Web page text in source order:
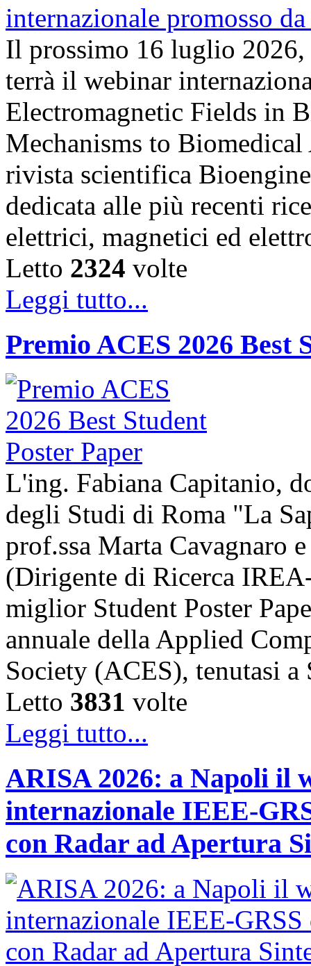
Il prossimo 16 luglio
terrà il webinar
Electromagnetic Fields in
Mechanisms to
rivista scientifica
dedicata alle più recenti
elettrici, magnetici ed
Letto 2324 volte
Leggi tutto...
Premio ACES 2026 Best
L'ing. Fabiana Capitanio,
degli Studi di Roma "La
prof.ssa Marta Cavagnaro
(Dirigente di Ricerca
miglior Student Poster
annuale della Applied
Society (ACES), tenutasi
Letto 3831 volte
Leggi tutto...
ARISA 2026: a Napoli il
internazionale IEEE-
con Radar ad Apertura